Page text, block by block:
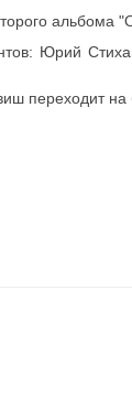
альбома
Юрий
переходит на